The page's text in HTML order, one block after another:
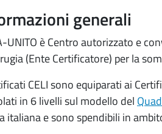
generali
UNITO è Centro autorizzato e
(Ente Certificatore) per la
CELI sono equiparati ai
in 6 livelli sul modello del
italiana e sono spendibili in